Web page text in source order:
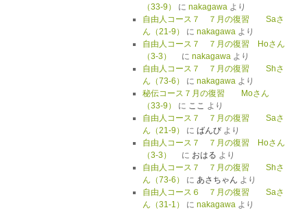
（33-9）
に nakagawaより
自由人コース７ ７月の復習 Saさ
ん（21-9）
に nakagawaより
自由人コース７ ７月の復習 Hoさん
（3-3）
に nakagawaより
自由人コース７ ７月の復習 Shさ
ん（73-6）
に nakagawaより
秘伝コース７月の復習 Moさん
（33-9）
に ここ より
自由人コース７ ７月の復習 Saさ
ん（21-9）
に ばんびより
自由人コース７ ７月の復習 Hoさん
（3-3）
に おはる より
自由人コース７ ７月の復習 Shさ
ん（73-6）
に あさちゃん より
自由人コース６ ７月の復習 Saさ
ん（31-1）
に nakagawaより